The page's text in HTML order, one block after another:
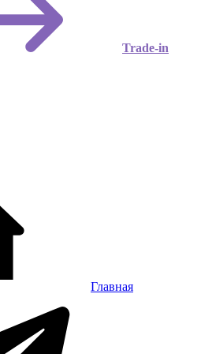
Trade-in
Главная